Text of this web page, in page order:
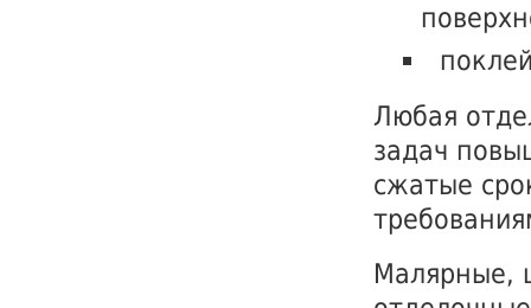
Любая
задач
сжатые
Малярные,